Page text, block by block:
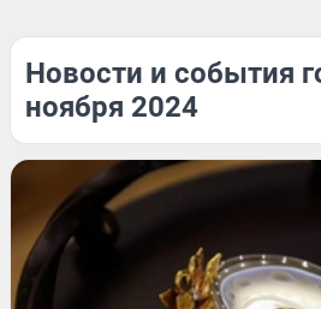
Новости и события
ноября 2024